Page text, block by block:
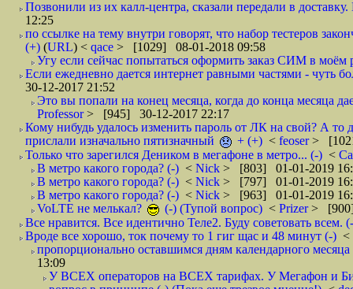
Позвонили из их калл-центра, сказали передали в
12:25
по ссылке на тему внутри говорят, что набор тестеров
(+) (URL) < qace > [1029] 08-01-2018 09:58
Угу если сейчас попытаться оформить заказ СИМ в моём
Если ежедневно дается интернет равными частями - чуть
30-12-2017 21:52
Это вы попали на конец месяца, когда до конца месяца
Professor> [945] 30-12-2017 22:17
Кому нибудь удалось изменить пароль от ЛК на свой? А то
прислали изначально пятизначный
+ (+) < feoser>
Только что зарегился Деником в мегафоне в метро... (-) <
В метро какого города? (-) < Nick > [803] 01-01-2019
В метро какого города? (-) < Nick > [797] 01-01-2019
В метро какого города? (-) < Nick > [963] 01-01-2019
VoLTE не мелькал?
(-) (Тупой вопрос) < Prizer>
Все нравится. Все идентично Теле2. Буду советовать всем.
Вроде все хорошо, ток почему то 1 гиг щас и 48 минут (-) <
пропорционально оставшимся дням календарного
13:09
У ВСЕХ операторов на ВСЕХ тарифах. У Мегафон и Би